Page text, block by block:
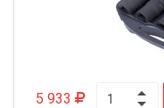
5 933